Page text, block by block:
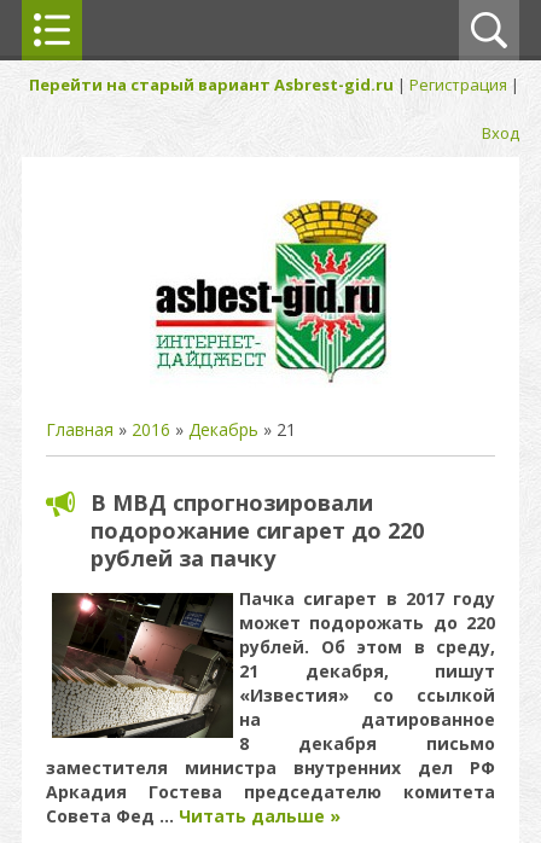
Перейти на старый вариант Asbrest-gid.ru | Регистрация |
Вход
Главная » 2016 » Декабрь » 21
В МВД спрогнозировали
подорожание сигарет до 220
рублей за пачку
Пачка сигарет в 2017 году
может подорожать до 220
рублей. Об этом в среду,
21 декабря, пишут
«Известия» со ссылкой
на датированное
8 декабря письмо
заместителя министра внутренних дел РФ
Аркадия Гостева председателю комитета
Совета Фед ... Читать дальше »